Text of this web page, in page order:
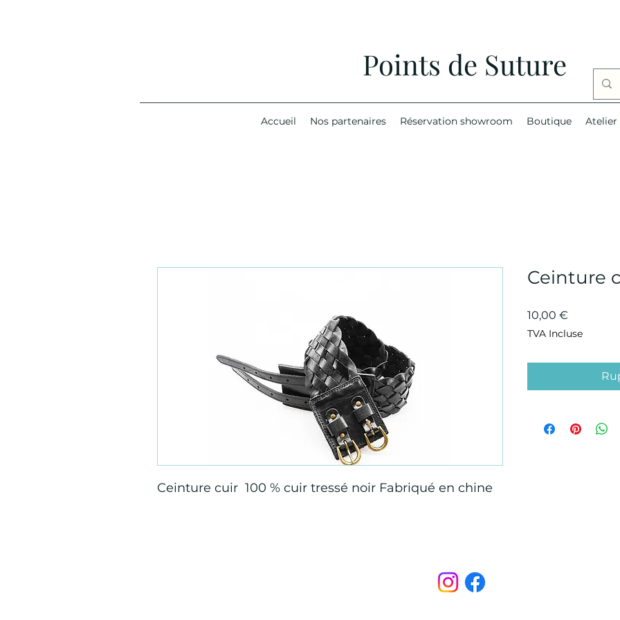
Points de Suture
Accueil Nos partenaires Réservation showroom Boutique Atelier
Ceinture cuir 100 % cuir tressé noir Fabriqué en chine
Ceinture
10,00 €
TVA Incluse